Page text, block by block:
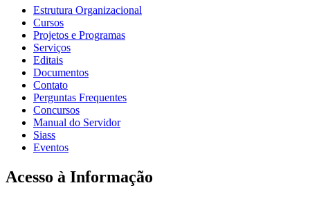
Estrutura Organizacional
Cursos
Projetos e Programas
Serviços
Editais
Documentos
Contato
Perguntas Frequentes
Concursos
Manual do Servidor
Siass
Eventos
Acesso à Informação